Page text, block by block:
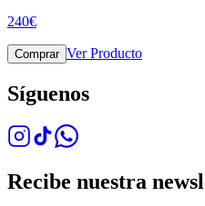
240€
Comprar Ver Producto
Síguenos
Recibe nuestra